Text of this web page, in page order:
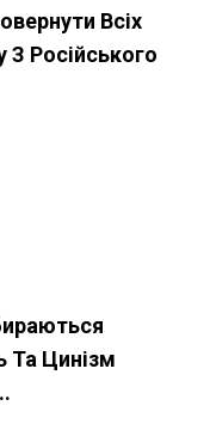
Всіх
Російського
Та Цинізм